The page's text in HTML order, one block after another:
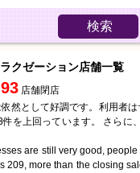
検索
クゼーション店舗一覧
93 店舗閉店
然として好調です。利用者
を上回っています。 さらに
are still very good,
209, more than the closing